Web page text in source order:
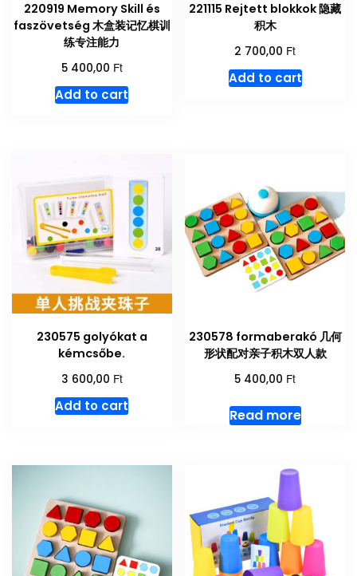
220919 Memory Skill és
faszövetség 木盒装记忆棋训
练专注能力
5 400,00 Ft
Add to cart
221115 Rejtett blokkok 隐藏
积木
2 700,00 Ft
Add to cart
230575 golyókat a
kémcsőbe.
3 600,00 Ft
Add to cart
230578 formaberakó 几何
形状配对亲子积木双人款
5 400,00 Ft
Read more